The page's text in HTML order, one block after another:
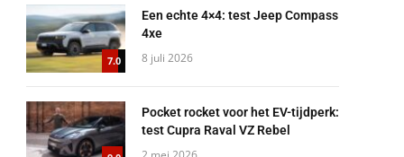
7.0
Een echte 4×4: test Jeep Compass
4xe
8 juli 2026
Pocket rocket voor het EV-tijdperk:
test Cupra Raval VZ Rebel